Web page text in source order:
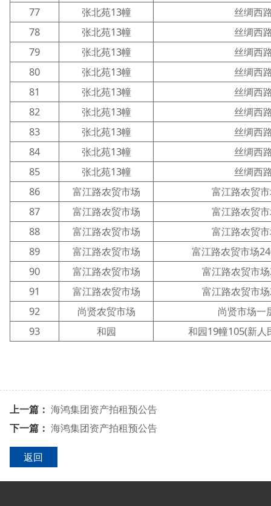
77
张北苑13幢
丝绸西
78
张北苑13幢
丝绸西
79
张北苑13幢
丝绸西
80
张北苑13幢
丝绸西
81
张北苑13幢
丝绸西
82
张北苑13幢
丝绸西
83
张北苑13幢
丝绸西
84
张北苑13幢
丝绸西
85
张北苑13幢
丝绸西
86
富江路农贸市场
富江路农贸
87
富江路农贸市场
富江路农贸
88
富江路农贸市场
富江路农贸
89
富江路农贸市场
富江路农贸市场
90
富江路农贸市场
富江路农贸市
91
富江路农贸市场
富江路农贸市
92
尚贤农贸市场
尚贤市场一
93
和园 和园19幢105(新
上一篇： 海鸿集团资产拍租预公告
下一篇： 海鸿集团资产拍租预公告
返回